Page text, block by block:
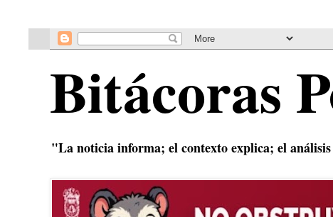
Bitácoras
"La noticia informa; el contexto explica; el